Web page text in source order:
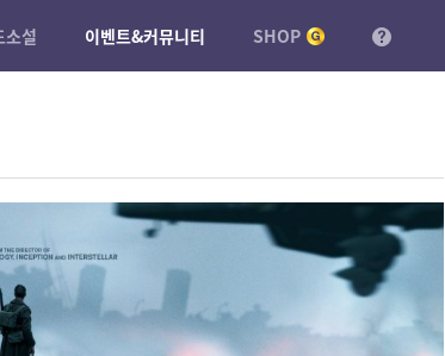
소설 이벤트&커뮤니티 SHOP